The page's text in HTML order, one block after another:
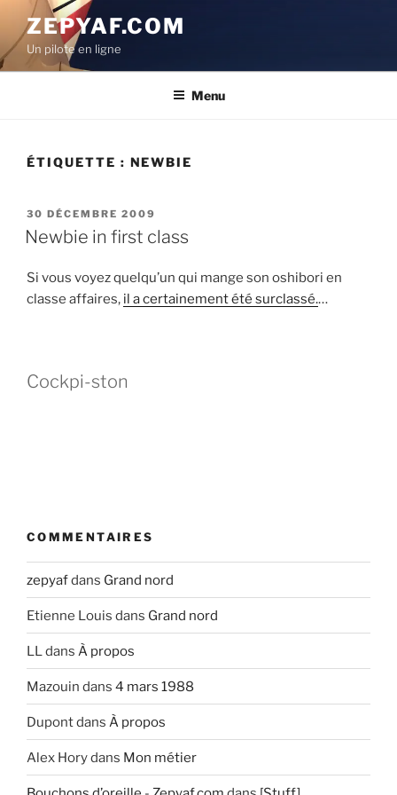
contenu
principal
ZEPYAF.COM
Un pilote en ligne
Menu
ÉTIQUETTE : NEWBIE
PUBLIÉ
LE
30 DÉCEMBRE 2009
Newbie in first class
Si vous voyez quelqu’un qui mange son oshibori en
classe affaires, il a certainement été surclassé.…
Cockpi-ston
COMMENTAIRES
zepyafdans Grand nord
Etienne Louis dans Grand nord
LLdans À propos
Mazouin dans 4 mars 1988
Dupontdans À propos
Alex Horydans Mon métier